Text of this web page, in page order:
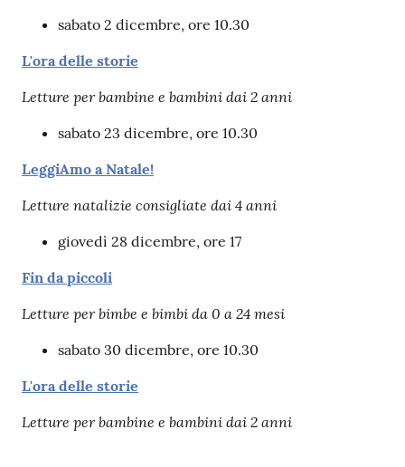
Decentrate
Patto
lettura
Seguici
su
sabato 2 dicembre, ore 10.30
L'ora delle storie
Letture per bambine e bambini dai 2 anni
sabato 23 dicembre, ore 10.30
LeggiAmo a Natale!
Letture natalizie consigliate dai 4 anni
giovedì 28 dicembre, ore 17
Fin da piccoli
Letture per bimbe e bimbi da 0 a 24 mesi
sabato 30 dicembre, ore 10.30
L'ora delle storie
Letture per bambine e bambini dai 2 anni